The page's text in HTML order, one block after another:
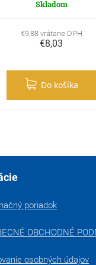
Skladom
€9,88 vrátane DPH
€8,03
Do košíka
poriadok
OBCHODNÉ
osobných údajov